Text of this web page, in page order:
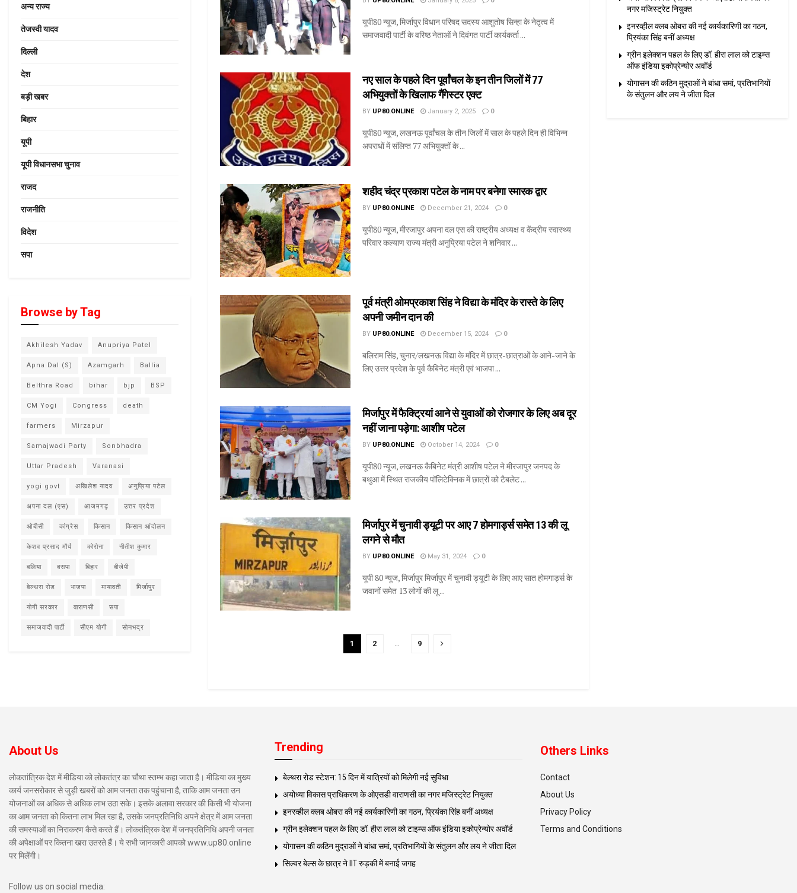
यूपी80 न्यूज, मिर्जापुर विधान परिषद सदस्य आशुतोष सिन्हा के नेतृत्व में
समाजवादी पार्टी के वरिष्ठ नेताओं ने दिवंगत पार्टी कार्यकर्ता ...
नए साल के पहले दिन पूर्वांचल के इन तीन जिलों में 77
अभियुक्तों के खिलाफ गैंगेस्टर एक्ट
BY UP80.ONLINE January 2, 2025 0
यूपी80 न्यूज, लखनऊ पूर्वांचल के तीन जिलों में साल के पहले दिन ही विभिन्न
अपराधों में संलिप्त 77 अभियुक्तों के ...
शहीद चंद्र प्रकाश पटेल के नाम पर बनेगा स्मारक द्वार
BY UP80.ONLINE December 21, 2024 0
यूपी80 न्यूज, मीरजापुर अपना दल एस की राष्ट्रीय अध्यक्ष व केंद्रीय स्वास्थ्य
परिवार कल्याण राज्य मंत्री अनुप्रिया पटेल ने शनिवार ...
पूर्व मंत्री ओमप्रकाश सिंह ने विद्या के मंदिर के रास्ते के लिए
अपनी जमीन दान की
BY UP80.ONLINE December 15, 2024 0
बलिराम सिंह, चुनार/लखनऊ विद्या के मंदिर में छात्र-छात्राओं के आने-जाने के
लिए उत्तर प्रदेश के पूर्व कैबिनेट मंत्री एवं भाजपा ...
मिर्जापुर में फैक्ट्रियां आने से युवाओं को रोजगार के लिए अब दूर
नहीं जाना पड़ेगा: आशीष पटेल
BY UP80.ONLINE October 14, 2024 0
यूपी80 न्यूज, लखनऊ कैबिनेट मंत्री आशीष पटेल ने मीरजापुर जनपद के
बथुआ में स्थित राजकीय पॉलिटेक्निक में छात्रों को टैबलेट ...
मिर्जापुर में चुनावी ड्यूटी पर आए 7 होमगार्ड्स समेत 13 की लू
लगने से मौत
BY UP80.ONLINE May 31, 2024 0
यूपी 80 न्यूज, मिर्जापुर मिर्जापुर में चुनावी ड्यूटी के लिए आए सात होमगार्ड्स के
जवानों समेत 13 लोगों की लू ...
1 2 9
अन्य राज्य
तेजस्वी यादव
दिल्ली
देश
बड़ी खबर
बिहार
यूपी
यूपी विधानसभा चुनाव
राजद
राजनीति
विदेश
सपा
Browse by Tag
Akhilesh Yadav Anupriya Patel
Apna Dal (S) Azamgarh Ballia
Belthra Road bihar bjp BSP
CM Yogi Congress death
farmers Mirzapur
Samajwadi Party Sonbhadra
Uttar Pradesh Varanasi
yogi govt अखिलेश यादव अनुप्रिया पटेल
अपना दल (एस) आजमगढ़ उत्तर प्रदेश
ओबीसी कांग्रेस किसान किसान आंदोलन
केशव प्रसाद मौर्य कोरोना नीतीश कुमार
बलिया बसपा बिहार बीजेपी
बेल्थरा रोड भाजपा मायावती मिर्जापुर
योगी सरकार वाराणसी सपा
समाजवादी पार्टी सीएम योगी सोनभद्र
नगर मजिस्ट्रेट नियुक्त
इनरव्हील क्लब ओबरा की नई कार्यकारिणी का गठन,
प्रियंका सिंह बनीं अध्यक्ष
ग्रीन इलेक्शन पहल के लिए डॉ. हीरा लाल को टाइम्स
ऑफ इंडिया इकोप्रेन्योर अवॉर्ड
योगासन की कठिन मुद्राओं ने बांधा समां, प्रतिभागियों
के संतुलन और लय ने जीता दिल
About Us
लोकतांत्रिक देश में मीडिया को लोकतंत्र का चौथा स्तम्भ कहा जाता है। मीडिया का मुख्य
कार्य जनसरोकार से जुड़ी खबरों को आम जनता तक पहुंचाना है, ताकि आम जनता उन
योजनाओं का अधिक से अधिक लाभ उठा सके। इसके अलावा सरकार की किसी भी योजना
का आम जनता को कितना लाभ मिल रहा है, उसके जनप्रतिनिधि अपने क्षेत्र में आम जनता
की समस्याओं का निराकरण कैसे करते हैं। लोकतंत्रिक देश में जनप्रतिनिधि अपनी जनता
की अपेक्षाओं पर कितना खरा उतरते हैं। ये सभी जानकारी आपको www.up80.online
पर मिलेंगी।
Follow us on social media:
Trending
बेल्थरा रोड स्टेशन: 15 दिन में यात्रियों को मिलेगी नई सुविधा
अयोध्या विकास प्राधिकरण के ओएसडी वाराणसी का नगर मजिस्ट्रेट नियुक्त
इनरव्हील क्लब ओबरा की नई कार्यकारिणी का गठन, प्रियंका सिंह बनीं अध्यक्ष
ग्रीन इलेक्शन पहल के लिए डॉ. हीरा लाल को टाइम्स ऑफ इंडिया इकोप्रेन्योर अवॉर्ड
योगासन की कठिन मुद्राओं ने बांधा समां, प्रतिभागियों के संतुलन और लय ने जीता दिल
सिल्वर बेल्स के छात्र ने IIT रुड़की में बनाई जगह
Others Links
Contact
About Us
Privacy Policy
Terms and Conditions